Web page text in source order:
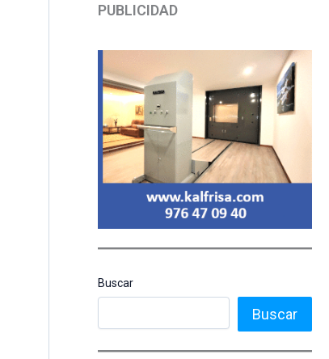
PUBLICIDAD
Buscar
Buscar